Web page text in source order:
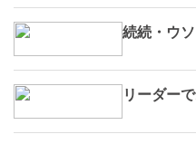
続続・ウ
リーダー